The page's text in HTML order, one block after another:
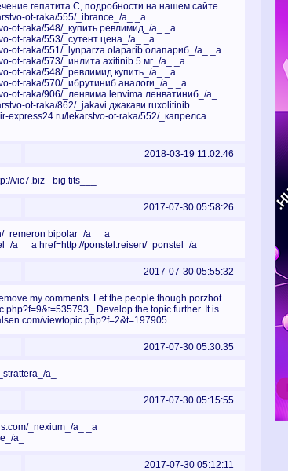
гепатита С, подробности на нашем сайте
ot-raka/555/_ibrance_/a_ _a
ot-raka/548/_купить ревлимид_/a_ _a
ot-raka/553/_сутент цена_/a_ _a
ot-raka/551/_lynparza olaparib олапариб_/a_ _a
ot-raka/573/_инлита axitinib 5 мг_/a_ _a
ot-raka/548/_ревлимид купить_/a_ _a
ot-raka/570/_ибрутиниб аналоги_/a_ _a
ot-raka/906/_ленвима lenvima ленватиниб_/a_
ot-raka/862/_jakavi джакави ruxolitinib
express24.ru/lekarstvo-ot-raka/552/_капрелса
2018-03-19 11:02:46
vic7.biz - big tits___
2017-07-30 05:58:26
_remeron bipolar_/a_ _a
a_ _a href=http://ponstel.reisen/_ponstel_/a_
2017-07-30 05:55:32
my comments. Let the people though porzhot
Develop the topic further. It is
viewtopic.php?f=2&t=197905
2017-07-30 05:30:35
a_
2017-07-30 05:15:55
_nexium_/a_ _a
a_
2017-07-30 05:12:11